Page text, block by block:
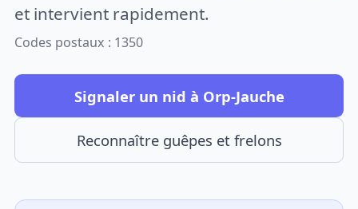
et intervient rapidement.
Codes postaux : 1350
Signaler un nid à Orp-Jauche
Reconnaître guêpes et frelons